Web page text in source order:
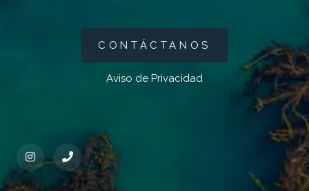
CONTÁCTANOS
Aviso de Privacidad